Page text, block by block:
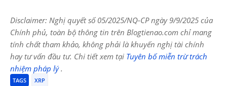
Disclaimer: Nghị quyết số 05/2025/NQ-CP ngày 9/9/2025 của
Chính phủ, toàn bộ thông tin trên Blogtienao.com chỉ mang
tính chất tham khảo, không phải là khuyến nghị tài chính
hay tư vấn đầu tư. Chi tiết xem tại Tuyên bố miễn trừ trách
nhiệm pháp lý.
TAGS XRP